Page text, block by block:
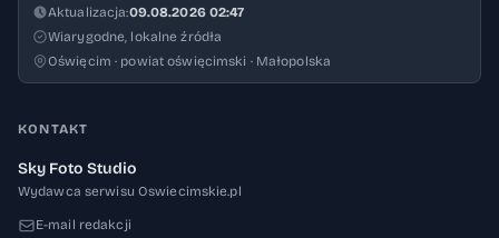
Aktualizacja:09.08.2026 02:47
Wiarygodne, lokalne źródła
Oświęcim · powiat oświęcimski · Małopolska
KONTAKT
Sky Foto Studio
Wydawca serwisu Oswiecimskie.pl
E-mail redakcji